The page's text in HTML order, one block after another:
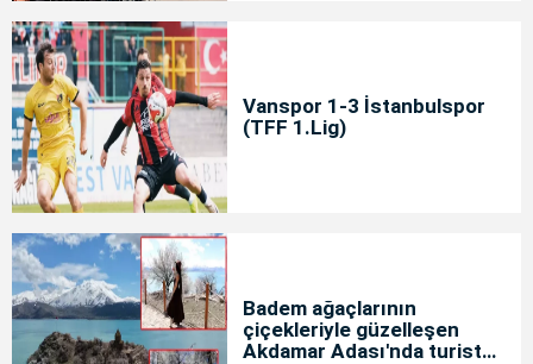
Vanspor 1-3 İstanbulspor
(TFF 1.Lig)
Badem ağaçlarının
çiçekleriyle güzelleşen
Akdamar Adası'nda turist